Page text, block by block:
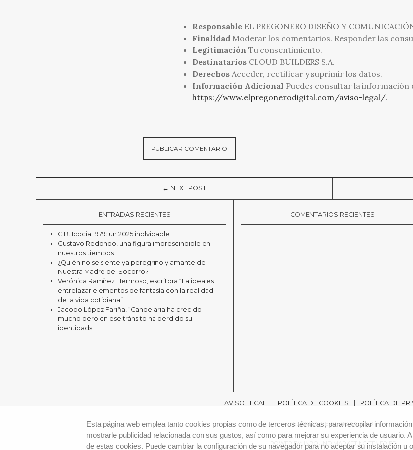
Responsable EL PREGONERO DISEÑO Y
Finalidad Moderar los comentarios. Responder las
Legitimación Tu consentimiento.
Destinatarios CLOUD BUILDERS S.A.
Derechos Acceder, rectificar y suprimir los datos.
Información Adicional Puedes consultar la información
https://www.elpregonerodigital.com/aviso-legal/.
← NEXT POST
ENTRADAS RECIENTES
C.B. Icocia 1979: un 2025 inolvidable
Gustavo Redondo, una figura imprescindible en
nuestros tiempos
¿Quién no se siente ya peregrino y amante de
Nuestra Madre del Socorro?
Verónica Ramírez Hermoso, escritora “La idea es
entrelazar elementos de fantasía con la realidad
de la vida cotidiana”
Jacobo López Fariña, “Candelaria ha crecido
mucho pero en ese tránsito ha perdido su
identidad»
COMENTARIOS RECIENTES
AVISO LEGAL POLÍTICA DE COOKIES POLÍTICA DE
EL PREGONERO DIGITAL 2018
POWER BY: INBOUND MARKETING TENERIFE
Esta página web emplea tanto cookies propias como de terceros técnicas, para recopilar
mostrarle publicidad relacionada con sus gustos, así como para mejorar su experiencia de usuario.
de estas cookies. Puede cambiar la configuración de su navegador para no aceptar su instalación u